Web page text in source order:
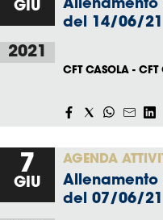
GIU
2021
Allenamento
del 14/06/21
CFT CASOLA - CFT
7
GIU
AGENDA
Allenamento
del 07/06/21